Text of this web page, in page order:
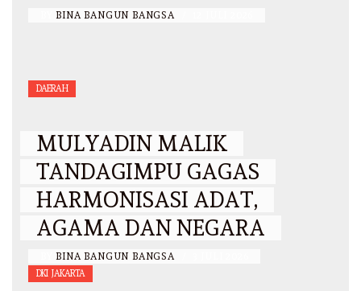
BINA BANGUN BANGSA
DAERAH
MULYADIN MALIK
TANDAGIMPU GAGAS
HARMONISASI ADAT,
AGAMA DAN NEGARA
BINA BANGUN BANGSA
DKI JAKARTA